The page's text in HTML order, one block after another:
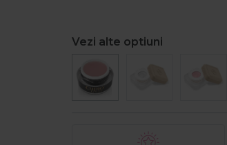
Vezi alte optiuni